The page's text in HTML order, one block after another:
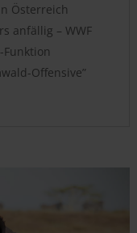
Österreich
anfällig – WWF
Offensive”